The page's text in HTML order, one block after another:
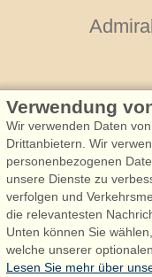
Admiral
Verwendung
Wir verwenden Daten
Drittanbietern. Wir
personenbezogenen
unsere Dienste zu
verfolgen und
die relevantesten
Unten können Sie
welche unserer
Lesen Sie mehr über